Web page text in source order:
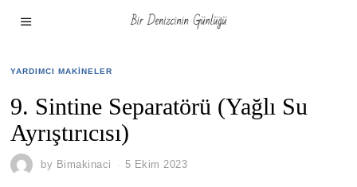
YARDIMCI MAKINELER
9. Sintine Separatörü (Yağlı Su
Ayrıştırıcısı)
by Bimakinaci 5 Ekim 2023